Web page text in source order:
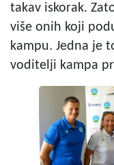
takav iskorak.
više onih koji
kampu. Jedna je
voditelji kampa